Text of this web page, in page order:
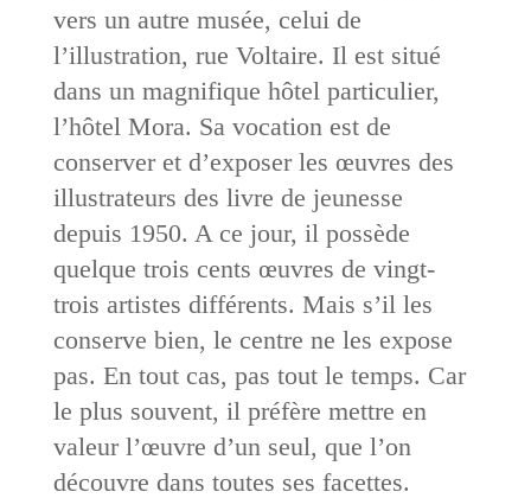
vers un autre musée, celui de
l’illustration, rue Voltaire. Il est situé
dans un magnifique hôtel particulier,
l’hôtel Mora. Sa vocation est de
conserver et d’exposer les œuvres des
illustrateurs des livre de jeunesse
depuis 1950. A ce jour, il possède
quelque trois cents œuvres de vingt-
trois artistes différents. Mais s’il les
conserve bien, le centre ne les expose
pas. En tout cas, pas tout le temps. Car
le plus souvent, il préfère mettre en
valeur l’œuvre d’un seul, que l’on
découvre dans toutes ses facettes.